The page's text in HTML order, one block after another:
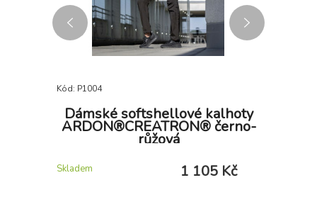
Kód: P1004
Dámské softshellové kalhoty
ARDON®CREATRON® černo-
růžová
Skladem 1 105 Kč